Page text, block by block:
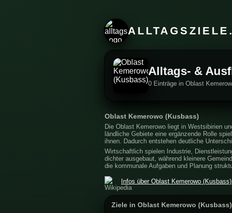
Alltags- &
0 Einträge in Oblast
Oblast Kemerowo (Kusbass)
Die Oblast Kemerowo liegt in Westsibirien
ländliche Gebiete eine ergänzende Rolle
ihnen. Dadurch entstehen deutliche
Wirtschaftlich spielen Industrie,
dichter ausgebaut, während kleinere
die kommunale Aufgaben und Planung
Infos über Oblast Kemerowo
Ziele in Oblast Kemerowo (Kusbass)